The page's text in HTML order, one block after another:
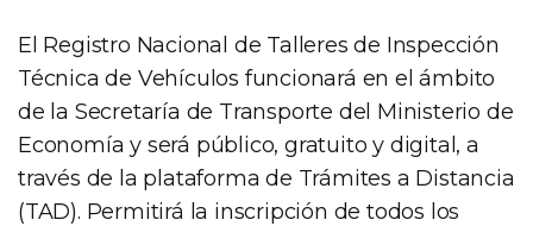
El Registro Nacional de Talleres de Inspección
Técnica de Vehículos funcionará en el ámbito
de la Secretaría de Transporte del Ministerio de
Economía y será público, gratuito y digital, a
través de la plataforma de Trámites a Distancia
(TAD). Permitirá la inscripción de todos los